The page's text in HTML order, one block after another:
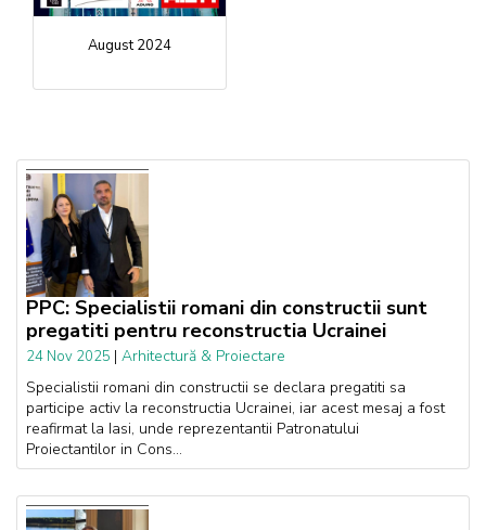
August 2024
PPC: Specialistii romani din constructii sunt
pregatiti pentru reconstructia Ucrainei
24 Nov 2025 | Arhitectură & Proiectare
Specialistii romani din constructii se declara pregatiti sa
participe activ la reconstructia Ucrainei, iar acest mesaj a fost
reafirmat la Iasi, unde reprezentantii Patronatului
Proiectantilor in Cons...